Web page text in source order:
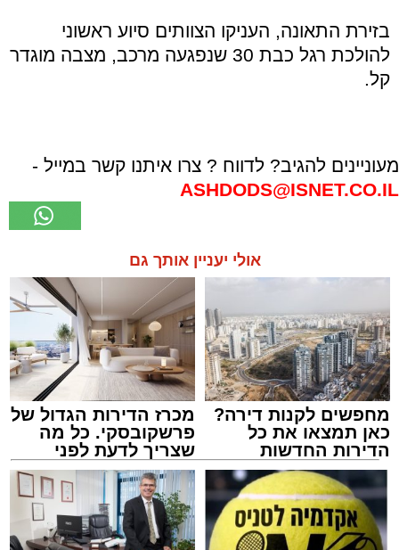
בזירת התאונה, העניקו הצוותים סיוע ראשוני
להולכת רגל כבת 30 שנפגעה מרכב, מצבה מוגדר
קל.
מעוניינים להגיב? לדווח ? צרו איתנו קשר במייל -
ASHDODS@ISNET.CO.IL
אולי יעניין אותך גם
מחפשים לקנות דירה?
כאן תמצאו את כל
הדירות החדשות
למכירה באשדוד >>>
מכרז הדירות הגדול של
פרשקובסקי. כל מה
שצריך לדעת לפני
שמגישים הצעה לדירה
באשדוד